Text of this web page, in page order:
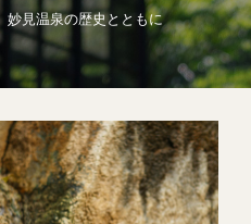
見温泉の歴史とともに